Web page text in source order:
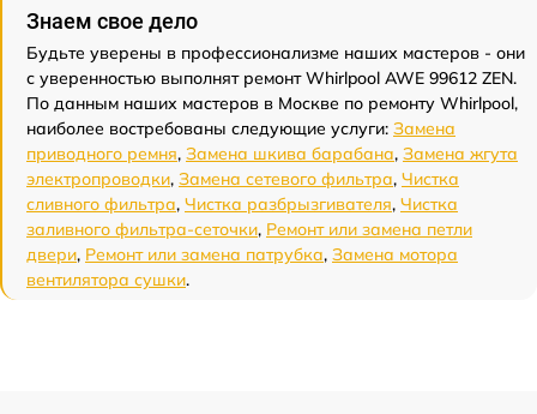
Знаем свое дело
Будьте уверены в профессионализме наших мастеров - они
с уверенностью выполнят ремонт Whirlpool AWE 99612 ZEN.
По данным наших мастеров в Москве по ремонту Whirlpool,
наиболее востребованы следующие услуги: Замена
приводного ремня, Замена шкива барабана, Замена жгута
электропроводки, Замена сетевого фильтра, Чистка
сливного фильтра, Чистка разбрызгивателя, Чистка
заливного фильтра-сеточки, Ремонт или замена петли
двери, Ремонт или замена патрубка, Замена мотора
вентилятора сушки.